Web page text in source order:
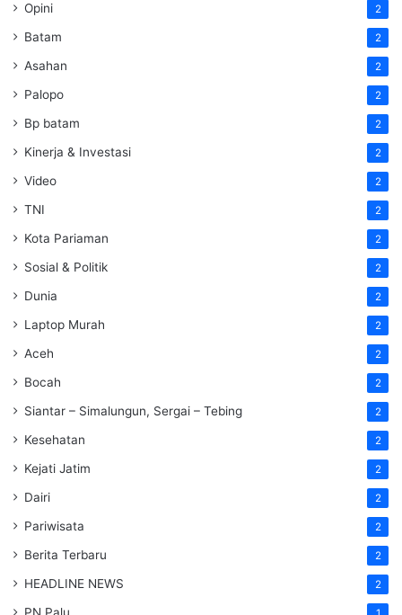
Opini 2
Batam 2
Asahan 2
Palopo 2
Bp batam 2
Kinerja & Investasi 2
Video 2
TNI 2
Kota Pariaman 2
Sosial & Politik 2
Dunia 2
Laptop Murah 2
Aceh 2
Bocah 2
Siantar – Simalungun, Sergai – Tebing 2
Kesehatan 2
Kejati Jatim 2
Dairi 2
Pariwisata 2
Berita Terbaru 2
HEADLINE NEWS 2